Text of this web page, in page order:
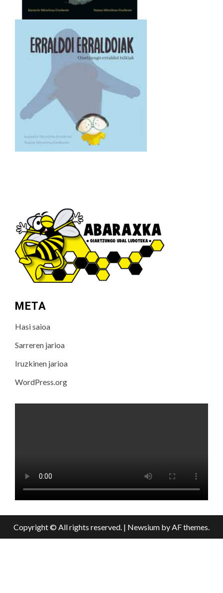
META
Hasi saioa
Sarreren jarioa
Iruzkinen jarioa
WordPress.org
Copyright © All rights reserved. | Newsium by AF themes.